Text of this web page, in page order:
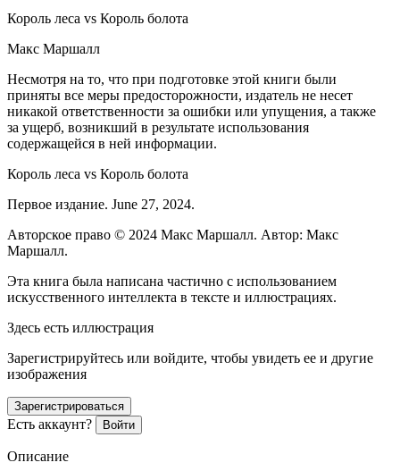
Король леса vs Король болота
Макс Маршалл
Несмотря на то, что при подготовке этой книги были
приняты все меры предосторожности, издатель не несет
никакой ответственности за ошибки или упущения, а также
за ущерб, возникший в результате использования
содержащейся в ней информации.
Король леса vs Король болота
Первое издание. June 27, 2024.
Авторское право © 2024 Макс Маршалл. Автор: Макс
Маршалл.
Эта книга была написана частично с использованием
искусственного интеллекта в тексте и иллюстрациях.
Здесь есть иллюстрация
Зарегистрируйтесь или войдите, чтобы увидеть ее и другие
изображения
Зарегистрироваться
Есть аккаунт? Войти
Описание